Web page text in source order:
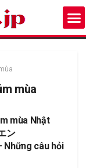
mùa
mùa Nhật
ン
câu hỏi